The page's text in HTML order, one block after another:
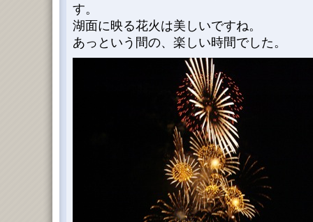
す。
湖面に映る花火は美しいですね。
あっという間の、楽しい時間でした。